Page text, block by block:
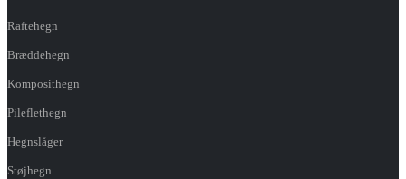
Raftehegn
Bræddehegn
Komposithegn
Pileflethegn
Hegnslåger
Støjhegn